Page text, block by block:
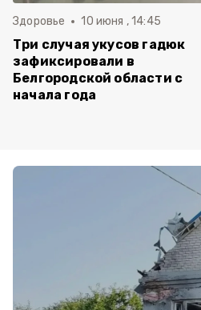
Здоровье 10 июня , 14:45
Три случая укусов гадюк
зафиксировали в
Белгородской области с
начала года